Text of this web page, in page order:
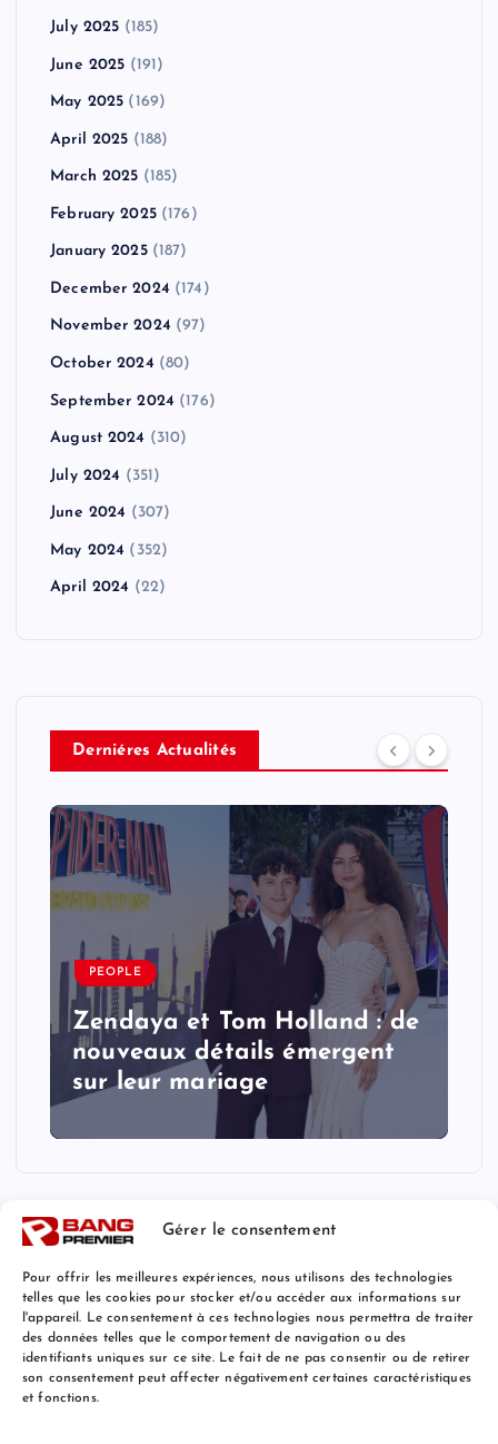
Gérer le consentement
Pour offrir les meilleures expériences, nous utilisons des technologies
telles que les cookies pour stocker et/ou accéder aux informations sur
l'appareil. Le consentement à ces technologies nous permettra de traiter
des données telles que le comportement de navigation ou des
identifiants uniques sur ce site. Le fait de ne pas consentir ou de retirer
son consentement peut affecter négativement certaines caractéristiques
et fonctions.
July 2025 (185)
June 2025 (191)
May 2025 (169)
April 2025 (188)
March 2025 (185)
February 2025(176)
January 2025(187)
December 2024 (174)
November 2024 (97)
October 2024 (80)
September 2024 (176)
August 2024 (310)
July 2024 (351)
June 2024 (307)
May 2024 (352)
April 2024 (22)
Derniéres Actualités
PEOPLE
Zendaya et Tom Holland : de
nouveaux détails émergent
sur leur mariage
Mentions Légales